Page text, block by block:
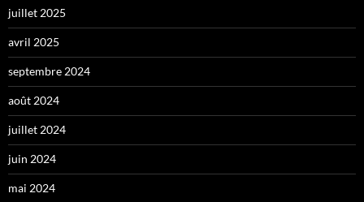
juillet 2025
avril 2025
septembre 2024
août 2024
juillet 2024
juin 2024
mai 2024